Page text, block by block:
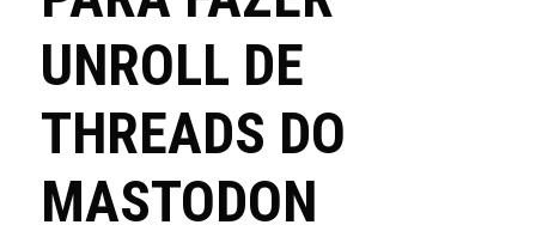
UNROLL DE
THREADS DO
MASTODON